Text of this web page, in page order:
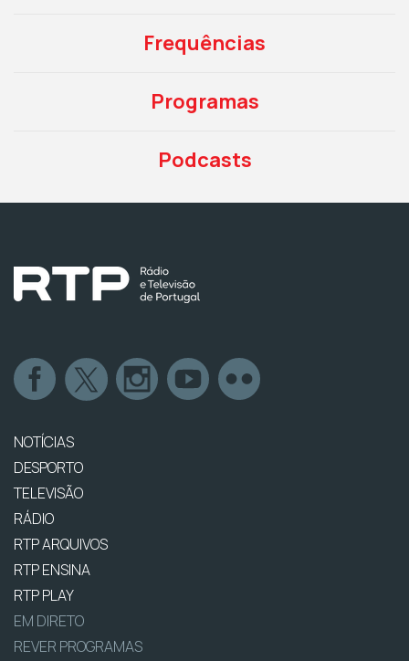
Frequências
Programas
Podcasts
NOTÍCIAS
DESPORTO
TELEVISÃO
RÁDIO
RTP ARQUIVOS
RTP ENSINA
RTP PLAY
EM DIRETO
REVER PROGRAMAS